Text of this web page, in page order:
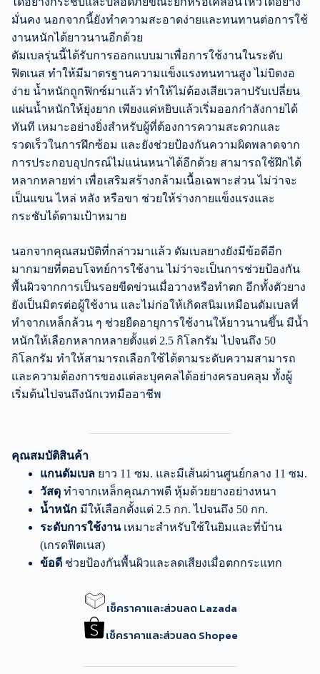
มั่นคง นอกจากนี้ยังทำความสะอาดง่ายและทนทานต่อการใช้
งานหนักได้ยาวนานอีกด้วย
ดัมเบลรุ่นนี้ได้รับการออกแบบมาเพื่อการใช้งานในระดับ
ฟิตเนส ทำให้มีมาตรฐานความแข็งแรงทนทานสูง ไม่บิดงอ
ง่าย น้ำหนักถูกฟิกซ์มาแล้ว ทำให้ไม่ต้องเสียเวลาปรับเปลี่ยน
แผ่นน้ำหนักให้ยุ่งยาก เพียงแค่หยิบแล้วเริ่มออกกำลังกายได้
ทันที เหมาะอย่างยิ่งสำหรับผู้ที่ต้องการความสะดวกและ
รวดเร็วในการฝึกซ้อม และยังช่วยป้องกันความผิดพลาดจาก
การประกอบอุปกรณ์ไม่แน่นหนาได้อีกด้วย สามารถใช้ฝึกได้
หลากหลายท่า เพื่อเสริมสร้างกล้ามเนื้อเฉพาะส่วน ไม่ว่าจะ
เป็นแขน ไหล่ หลัง หรือขา ช่วยให้ร่างกายแข็งแรงและ
กระชับได้ตามเป้าหมาย
นอกจากคุณสมบัติที่กล่าวมาแล้ว ดัมเบลยางยังมีข้อดีอีก
มากมายที่ตอบโจทย์การใช้งาน ไม่ว่าจะเป็นการช่วยป้องกัน
พื้นผิวจากการเป็นรอยขีดข่วนเมื่อวางหรือทำตก อีกทั้งตัวยาง
ยังเป็นมิตรต่อผู้ใช้งาน และไม่ก่อให้เกิดสนิมเหมือนดัมเบลที่
ทำจากเหล็กล้วน ๆ ช่วยยืดอายุการใช้งานให้ยาวนานขึ้น มีน้ำ
หนักให้เลือกหลากหลายตั้งแต่ 2.5 กิโลกรัม ไปจนถึง 50
กิโลกรัม ทำให้สามารถเลือกใช้ได้ตามระดับความสามารถ
และความต้องการของแต่ละบุคคลได้อย่างครอบคลุม ทั้งผู้
เริ่มต้นไปจนถึงนักเวทมืออาชีพ
คุณสมบัติสินค้า
แกนดัมเบล ยาว 11 ซม. และมีเส้นผ่านศูนย์กลาง 11 ซม.
วัสดุ ทำจากเหล็กคุณภาพดี หุ้มด้วยยางอย่างหนา
น้ำหนัก มีให้เลือกตั้งแต่ 2.5 กก. ไปจนถึง 50 กก.
ระดับการใช้งานเหมาะสำหรับใช้ในยิมและที่บ้าน
(เกรดฟิตเนส)
ข้อดี ช่วยป้องกันพื้นผิวและลดเสียงเมื่อตกกระแทก
เช็คราคาและส่วนลด Lazada
เช็คราคาและส่วนลด Shopee